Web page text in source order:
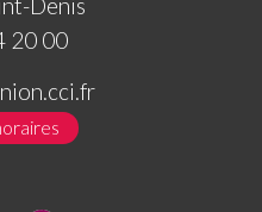
Denis
20 00